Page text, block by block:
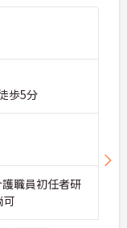
歩5分
職員初任者研
可